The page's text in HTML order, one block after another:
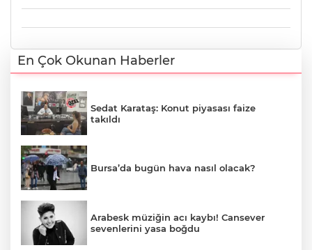
En Çok Okunan Haberler
Sedat Karataş: Konut piyasası faize
takıldı
Bursa’da bugün hava nasıl olacak?
Arabesk müziğin acı kaybı! Cansever
sevenlerini yasa boğdu